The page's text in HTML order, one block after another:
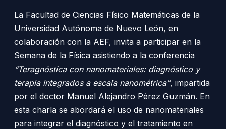
La Facultad de Ciencias Físico Matemáticas de la
Universidad Autónoma de Nuevo León, en
colaboración con la AEF, invita a participar en la
Semana de la Física asistiendo a la conferencia
“Teragnóstica con nanomateriales: diagnóstico y
terapia integrados a escala nanométrica”, impartida
por el doctor Manuel Alejandro Pérez Guzmán. En
esta charla se abordará el uso de nanomateriales
para integrar el diagnóstico y el tratamiento en